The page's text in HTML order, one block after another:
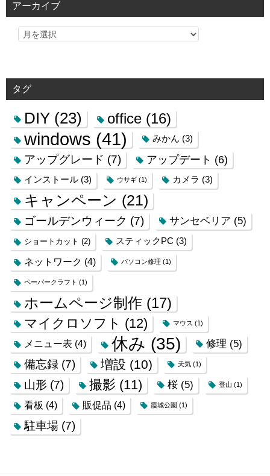
アーカイブ
タグ
DIY (23) office (16)
windows (41) みかん (3)
アップグレード (7) アップデート (6)
インストール (3) ウサギ (1) カメラ (3)
キャンペーン (21)
ゴールデンウィーク (7) サンセベリア (5)
ショートカット (2) スティックPC (3)
ネットワーク (4) パソコン修理 (1)
ペーパークラフト (1)
ホームページ制作 (17)
マイクロソフト (12) マウス (1)
メニュー表 (4) 休み (35) 修理 (5)
備忘録 (7) 増設 (10) 天気 (1)
山形 (7) 撮影 (11) 桜 (5) 登山 (1)
看板 (4) 販促品 (4) 霞城公園 (1)
駐車場 (7)